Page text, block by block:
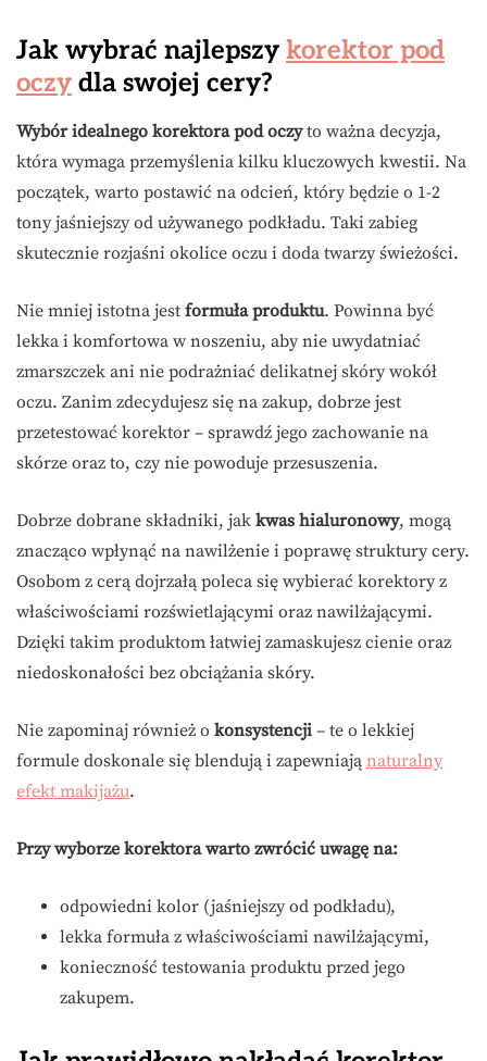
Jak wybrać najlepszy korektor pod
oczy dla swojej cery?
Wybór idealnego korektora pod oczyto ważna decyzja,
która wymaga przemyślenia kilku kluczowych kwestii. Na
początek, warto postawić na odcień, który będzie o 1-2
tony jaśniejszy od używanego podkładu. Taki zabieg
skutecznie rozjaśni okolice oczu i doda twarzy świeżości.
Nie mniej istotna jest formuła produktu. Powinna być
lekka i komfortowa w noszeniu, aby nie uwydatniać
zmarszczek ani nie podrażniać delikatnej skóry wokół
oczu. Zanim zdecydujesz się na zakup, dobrze jest
przetestować korektor – sprawdź jego zachowanie na
skórze oraz to, czy nie powoduje przesuszenia.
Dobrze dobrane składniki, jak kwas hialuronowy, mogą
znacząco wpłynąć na nawilżenie i poprawę struktury cery.
Osobom z cerą dojrzałą poleca się wybierać korektory z
właściwościami rozświetlającymi oraz nawilżającymi.
Dzięki takim produktom łatwiej zamaskujesz cienie oraz
niedoskonałości bez obciążania skóry.
Nie zapominaj również o konsystencji – te o lekkiej
formule doskonale się blendują i zapewniają naturalny
efekt makijażu.
Przy wyborze korektora warto zwrócić uwagę na:
odpowiedni kolor (jaśniejszy od podkładu),
lekka formuła z właściwościami nawilżającymi,
konieczność testowania produktu przed jego
zakupem.